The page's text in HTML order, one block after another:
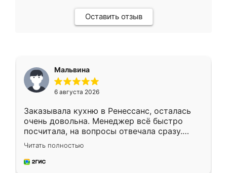
Оставить отзыв
Мальвина
6 августа 2026
Заказывала кухню в Ренессанс, осталась
очень довольна. Менеджер всё быстро
посчитала, на вопросы отвечала сразу.
Замерщик приехал в субботу, подошёл к
делу со всей ответственностью. Собрали
за день, ребята работали аккуратно, даже
Читать полностью